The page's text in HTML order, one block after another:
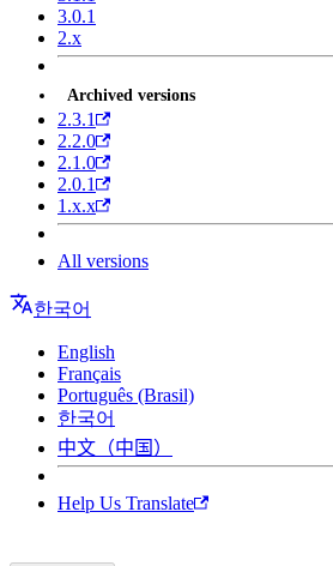
3.0.1
2.x
Archived versions
2.3.1
2.2.0
2.1.0
2.0.1
1.x.x
All versions
한국어
English
Français
Português (Brasil)
한국어
中文（中国）
Help Us Translate